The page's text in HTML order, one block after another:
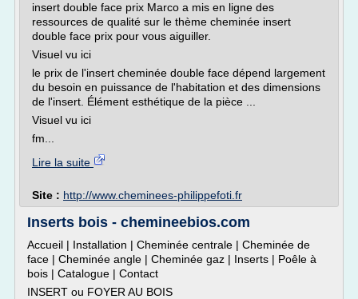
insert double face prix Marco a mis en ligne des
ressources de qualité sur le thème cheminée insert
double face prix pour vous aiguiller.
Visuel vu ici
le prix de l'insert cheminée double face dépend largement
du besoin en puissance de l'habitation et des dimensions
de l'insert. Élément esthétique de la pièce ...
Visuel vu ici
fm...
Lire la suite
Site : http://www.cheminees-philippefoti.fr
Inserts bois - chemineebios.com
Accueil | Installation | Cheminée centrale | Cheminée de
face | Cheminée angle | Cheminée gaz | Inserts | Poêle à
bois | Catalogue | Contact
INSERT ou FOYER AU BOIS